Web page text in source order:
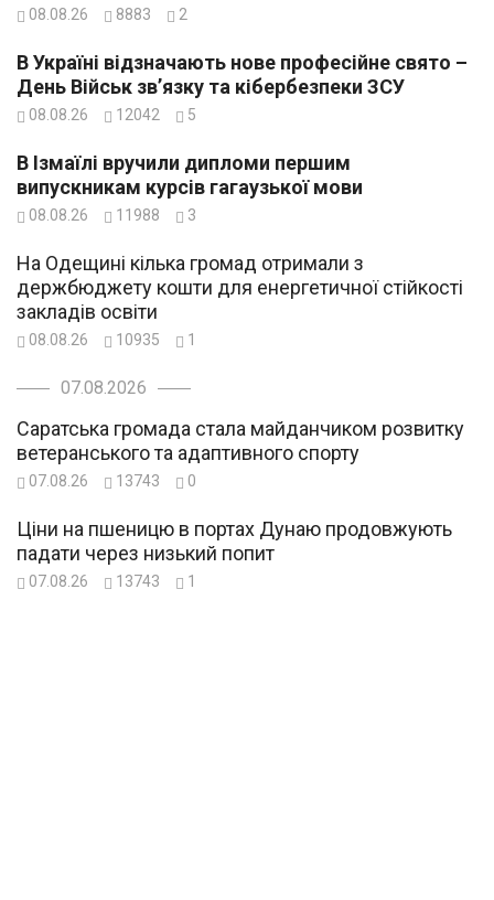
08.08.26 8883 2
В Україні відзначають нове професійне свято –
День Військ зв’язку та кібербезпеки ЗСУ
08.08.26 12042 5
В Ізмаїлі вручили дипломи першим
випускникам курсів гагаузької мови
08.08.26 11988 3
На Одещині кілька громад отримали з
держбюджету кошти для енергетичної стійкості
закладів освіти
08.08.26 10935 1
07.08.2026
Саратська громада стала майданчиком розвитку
ветеранського та адаптивного спорту
07.08.26 13743 0
Ціни на пшеницю в портах Дунаю продовжують
падати через низький попит
07.08.26 13743 1